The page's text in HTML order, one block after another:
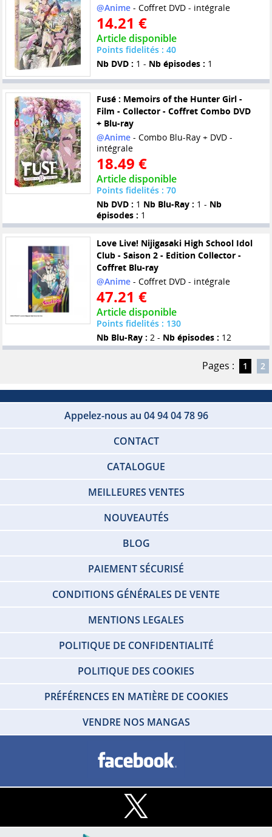
@Anime- Coffret DVD - intégrale
14.21 €
Article disponible
Points fidelités : 40
Nb DVD : 1 - Nb épisodes : 1
Fusé : Memoirs of the Hunter Girl -
Film - Collector - Coffret Combo DVD
+ Blu-ray
@Anime- Combo Blu-Ray + DVD -
intégrale
18.49 €
Article disponible
Points fidelités : 70
Nb DVD : 1 Nb Blu-Ray : 1 - Nb
épisodes : 1
Love Live! Nijigasaki High School Idol
Club - Saison 2 - Edition Collector -
Coffret Blu-ray
@Anime- Coffret DVD - intégrale
47.21 €
Article disponible
Points fidelités : 130
Nb Blu-Ray : 2 - Nb épisodes : 12
Pages : 1 2
Appelez-nous au 04 94 04 78 96
CONTACT
CATALOGUE
MEILLEURES VENTES
NOUVEAUTÉS
BLOG
PAIEMENT SÉCURISÉ
CONDITIONS GÉNÉRALES DE VENTE
MENTIONS LEGALES
POLITIQUE DE CONFIDENTIALITÉ
POLITIQUE DES COOKIES
PRÉFÉRENCES EN MATIÈRE DE COOKIES
VENDRE NOS MANGAS